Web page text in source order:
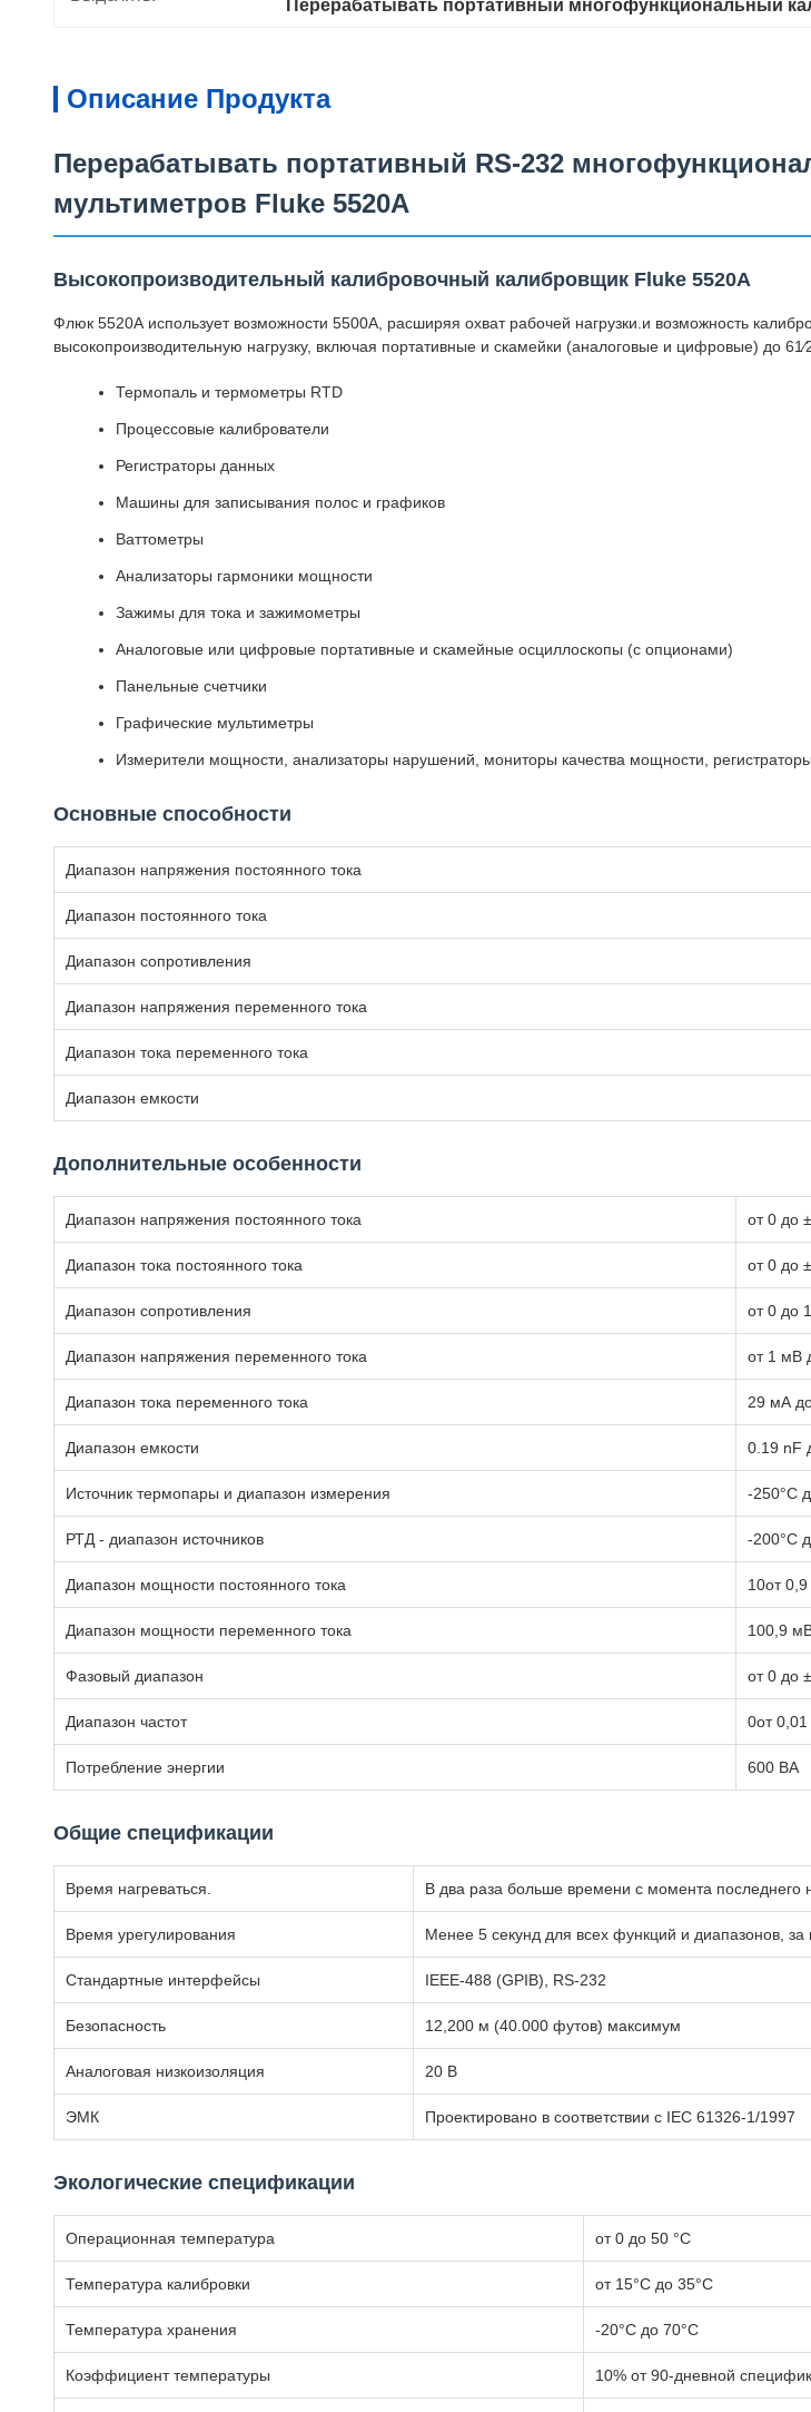
Перерабатывать портативный многофункциональный
Описание Продукта
Перерабатывать портативный RS-232
мультиметров Fluke 5520A
Высокопроизводительный калибровочный калибровщик Fluke 5520A
Флюк 5520А использует возможности 5500А, расширяя охват рабочей нагрузки.и возможность
высокопроизводительную нагрузку, включая портативные и скамейки (аналоговые и цифровые) до
Термопаль и термометры RTD
Процессовые калиброватели
Регистраторы данных
Машины для записывания полос и графиков
Ваттометры
Анализаторы гармоники мощности
Зажимы для тока и зажимометры
Аналоговые или цифровые портативные и скамейные осциллоскопы (с опционами)
Панельные счетчики
Графические мультиметры
Измерители мощности, анализаторы нарушений, мониторы качества мощности,
Основные способности
Диапазон напряжения постоянного тока
Диапазон постоянного тока
Диапазон сопротивления
Диапазон напряжения переменного тока
Диапазон тока переменного тока
Диапазон емкости
Дополнительные особенности
Диапазон напряжения постоянного тока от 0 до
Диапазон тока постоянного тока от 0 до
Диапазон сопротивления от 0 до
Диапазон напряжения переменного тока от 1 мВ
Диапазон тока переменного тока 29 мА
Диапазон емкости 0.19 nF
Источник термопары и диапазон измерения -250°C
РТД - диапазон источников -200°C
Диапазон мощности постоянного тока 10от
Диапазон мощности переменного тока 100,9
Фазовый диапазон от 0 до
Диапазон частот 0от
Потребление энергии 600 ВА
Общие спецификации
Время нагреваться. В два раза больше времени с момента последнего
Время урегулирования Менее 5 секунд для всех функций и диапазонов,
Стандартные интерфейсы IEEE-488 (GPIB), RS-232
Безопасность 12,200 м (40.000 футов) максимум
Аналоговая низкоизоляция 20 В
ЭМК Проектировано в соответствии с IEC 61326-1/1997
Экологические спецификации
Операционная температура от 0 до 50 °C
Температура калибровки от 15°C до 35°C
Температура хранения -20°C до 70°C
Коэффициент температуры 10% от 90-дневной